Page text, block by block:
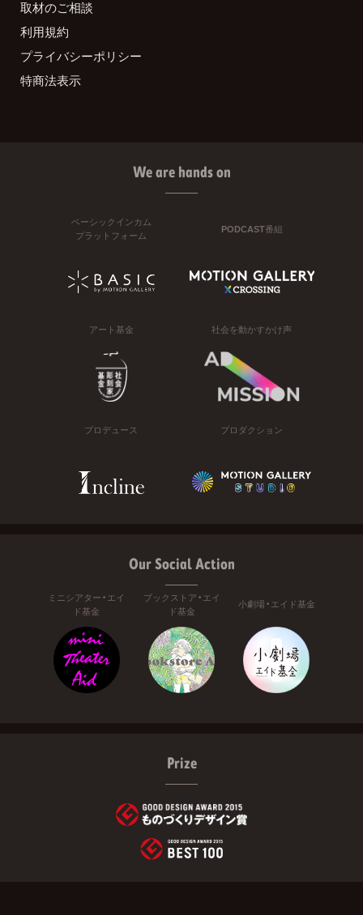
取材のご相談
利用規約
プライバシーポリシー
特商法表示
We are hands on
ベーシックインカム
プラットフォーム
PODCAST番組
アート基金 社会を動かすかけ声
プロデュース プロダクション
Our Social Action
ミニシアター・エイ
ド基金
ブックストア・エイ
ド基金
小劇場・エイド基金
Prize